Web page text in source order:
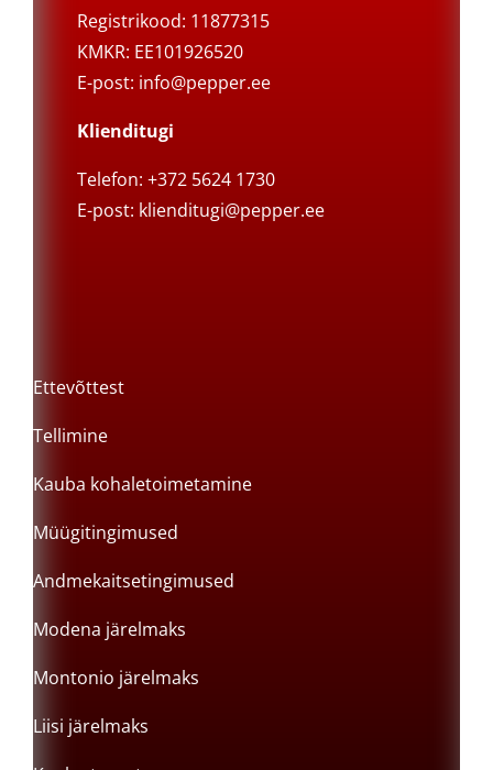
Registrikood: 11877315
KMKR: EE101926520
E-post: info@pepper.ee
Klienditugi
Telefon: +372 5624 1730
E-post: klienditugi@pepper.ee
Ettevõttest
Tellimine
Kauba kohaletoimetamine
Müügitingimused
Andmekaitsetingimused
Modena järelmaks
Montonio järelmaks
Liisi järelmaks